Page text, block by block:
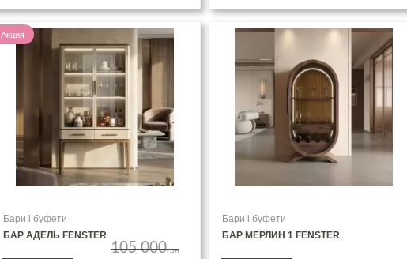
Акция
Бари і буфети
БАР АДЕЛЬ FENSTER
105 000грн
Бари і буфети
БАР МЕРЛИН 1 FENSTER